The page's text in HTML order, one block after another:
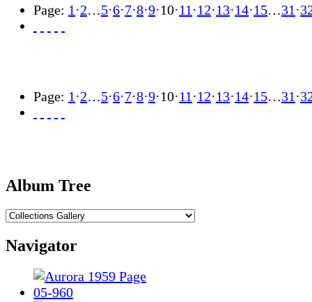
Page: 1 ·2…5·6·7·8·9·10·11 ·12·13·14·15…31 ·
Page: 1 ·2…5·6·7·8·9·10·11 ·12·13·14·15…31 ·
Album Tree
Navigator